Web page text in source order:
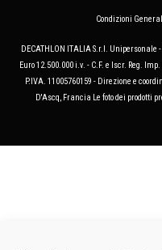
Condizioni
DECATHLON ITALIA S.r.l. Unipersonale
Euro 12.500.000 i.v. - C.F. e Iscr. Reg.
P.IVA. 11005760159 - Direzione e
D'Ascq, Francia Le foto dei prodotti